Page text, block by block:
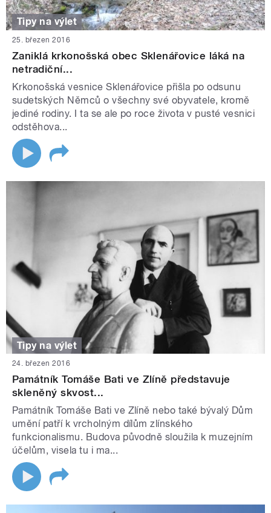
Tipy na výlet
25. březen 2016
Zaniklá krkonošská obec Sklenářovice láká na
netradiční...
Krkonošská vesnice Sklenářovice přišla po odsunu
sudetských Němců o všechny své obyvatele, kromě
jediné rodiny. I ta se ale po roce života v pusté vesnici
odstěhova...
Tipy na výlet
24. březen 2016
Památník Tomáše Bati ve Zlíně představuje
skleněný skvost...
Památník Tomáše Bati ve Zlíně nebo také bývalý Dům
umění patří k vrcholným dílům zlínského
funkcionalismu. Budova původně sloužila k muzejním
účelům, visela tu i ma...